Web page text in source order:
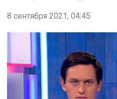
8 сентября 2021, 04:45